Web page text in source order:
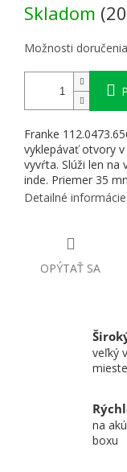
Skladom
Možnosti doručenia
Franke
vyklepávať otvory
vyvŕta. Slúži len na
inde. Priemer 35
Detailné informácie
OPÝTAŤ SA
veľký
mieste
na
boxu